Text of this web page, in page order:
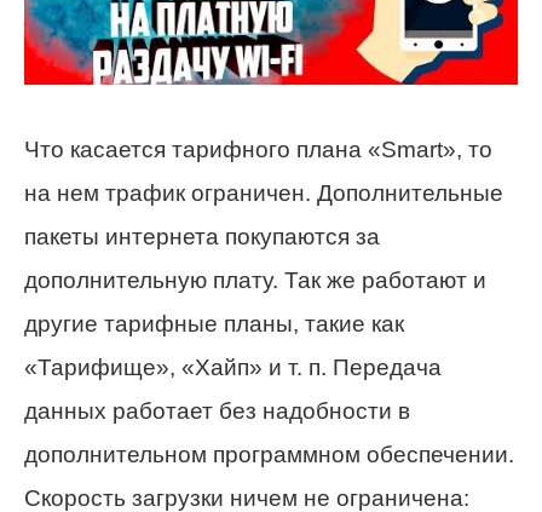
Что касается тарифного плана «Smart», то
на нем трафик ограничен. Дополнительные
пакеты интернета покупаются за
дополнительную плату. Так же работают и
другие тарифные планы, такие как
«Тарифище», «Хайп» и т. п. Передача
данных работает без надобности в
дополнительном программном обеспечении.
Скорость загрузки ничем не ограничена: